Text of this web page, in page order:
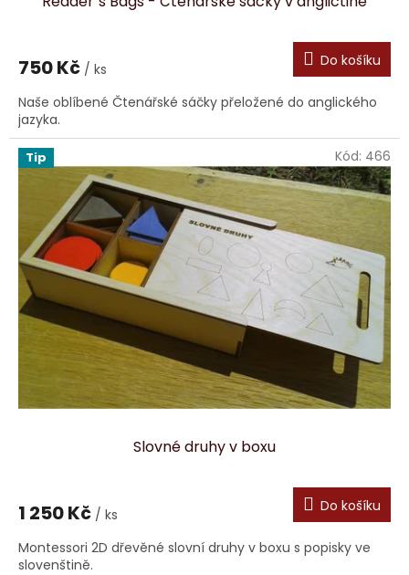
750 Kč / ks Do košíku
Naše oblíbené Čtenářské sáčky přeložené do anglického
jazyka.
Tip
Slovné druhy v boxu
1 250 Kč / ks Do košíku
Montessori 2D dřevěné slovní druhy v boxu s popisky ve
slovenštině.
Kód: 466